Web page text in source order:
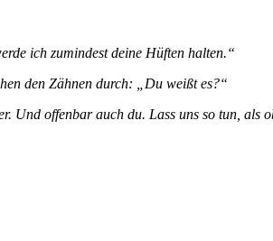
ich zumindest deine Hüften halten.“
den Zähnen durch: „Du weißt es?“
Und offenbar auch du. Lass uns so tun,